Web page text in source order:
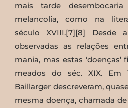
mais tarde
melancolia, como na
século XVIII.[7][8] Desde
observadas as relações
mania, mas estas ‘doenças’
meados do séc. XIX. Em
Baillarger descreveram,
mesma doença, chamada de